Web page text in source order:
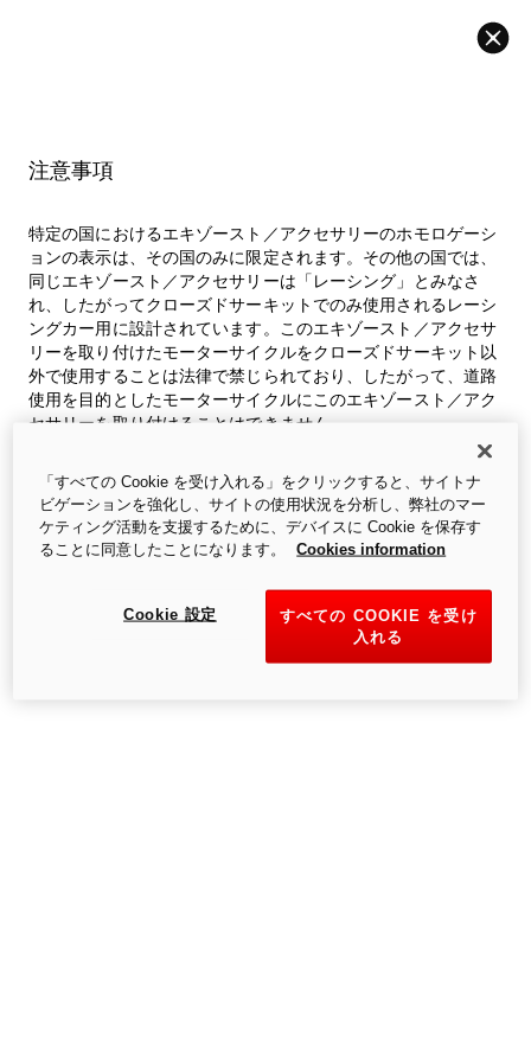
注意事項
特定の国におけるエキゾースト／アクセサリーのホモロゲーシ
ョンの表示は、その国のみに限定されます。その他の国では、
同じエキゾースト／アクセサリーは「レーシング」とみなさ
れ、したがってクローズドサーキットでのみ使用されるレーシ
ングカー用に設計されています。このエキゾースト／アクセサ
リーを取り付けたモーターサイクルをクローズドサーキット以
外で使用することは法律で禁じられており、したがって、道路
使用を目的としたモーターサイクルにこのエキゾースト／アク
セサリーを取り付けることはできません。
アクセサリーセクションに掲載されている写真は、工業化の過
程で重要な変更が加えられる可能性のあるプロトタイプを指す
場合があり、情報提供と参考目的のみのため、Ducati Motor
Holding S.p.A. - Audi AGの管理・調整に従う単一メンバー企業-
「すべての Cookie を受け入れる」をクリックすると、サイトナ
ビゲーションを強化し、サイトの使用状況を分析し、弊社のマー
ケティング活動を支援するために、デバイスに Cookie を保存す
ることに同意したことになります。
Cookies information
すべての COOKIE を受け
入れる
Cookie 設定